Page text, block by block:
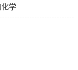
（A带电量为+Q，
若将他们接触后分
学